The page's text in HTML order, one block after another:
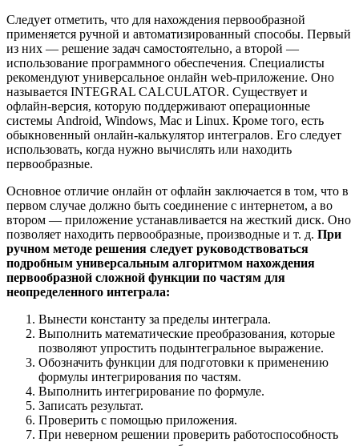
Следует отметить, что для нахождения первообразной
применяется ручной и автоматизированный способы. Первый
из них — решение задач самостоятельно, а второй —
использование программного обеспечения. Специалисты
рекомендуют универсальное онлайн web-приложение. Оно
называется INTEGRAL CALCULATOR. Существует и
офлайн-версия, которую поддерживают операционные
системы Android, Windows, Mac и Linux. Кроме того, есть
обыкновенный онлайн-калькулятор интегралов. Его следует
использовать, когда нужно вычислять или находить
первообразные.
Основное отличие онлайн от офлайн заключается в том, что в
первом случае должно быть соединение с интернетом, а во
втором — приложение устанавливается на жесткий диск. Оно
позволяет находить первообразные, производные и т. д. При
ручном методе решения следует руководствоваться
подробным универсальным алгоритмом нахождения
первообразной сложной функции по частям для
неопределенного интеграла:
Вынести константу за пределы интеграла.
Выполнить математические преобразования, которые
позволяют упростить подынтегральное выражение.
Обозначить функции для подготовки к применению
формулы интегрирования по частям.
Выполнить интегрирование по формуле.
Записать результат.
Проверить с помощью приложения.
При неверном решении проверить работоспособность